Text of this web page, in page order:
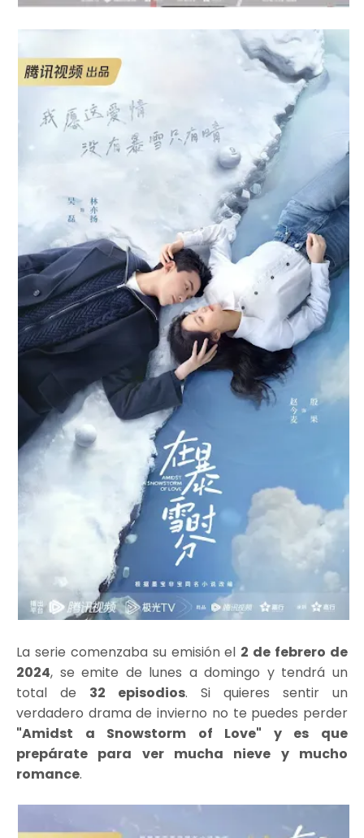
La serie comenzaba su emisión el 2 de febrero de
2024, se emite de lunes a domingo y tendrá un
total de 32 episodios. Si quieres sentir un
verdadero drama de invierno no te puedes perder
"Amidst a Snowstorm of Love" y es que
prepárate para ver mucha nieve y mucho
romance.